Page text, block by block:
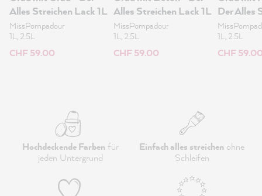
Alles Streichen Lack 1L
MissPompadour
1L, 2.5L
CHF 59.00
Alles Streichen Lack 1L
MissPompadour
1L, 2.5L
CHF 59.00
Der Alles
Lack 1L
1L, 2.5L
CHF
Hochdeckende Farbenfür
jeden Untergrund
Einfach alles streichen ohne
Schleifen